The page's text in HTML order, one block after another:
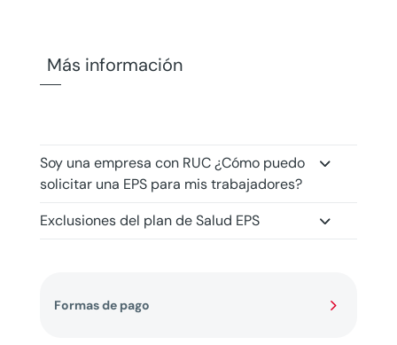
Más información
Soy una empresa con RUC ¿Cómo puedo
solicitar una EPS para mis trabajadores?
Exclusiones del plan de Salud EPS
Formas de pago 5